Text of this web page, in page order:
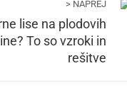
> NAPREJ
lise na plodovih
To so vzroki in
rešitve